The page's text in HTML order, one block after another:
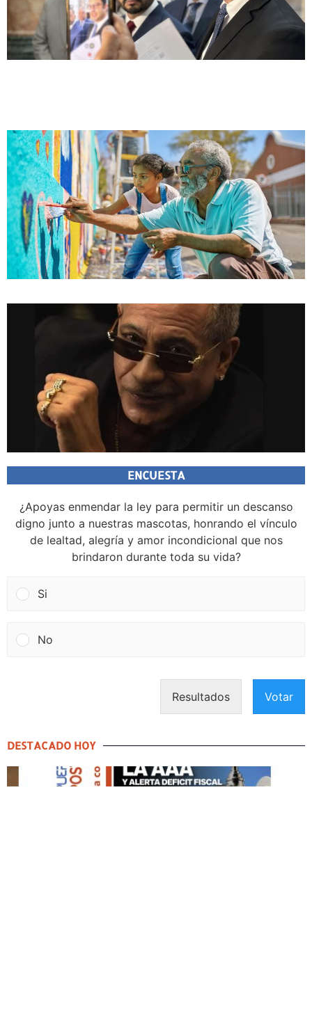
ENCUESTA
¿Apoyas enmendar la ley para permitir un descanso
digno junto a nuestras mascotas, honrando el vínculo
de lealtad, alegría y amor incondicional que nos
brindaron durante toda su vida?
Si
No
Resultados Votar
DESTACADO HOY